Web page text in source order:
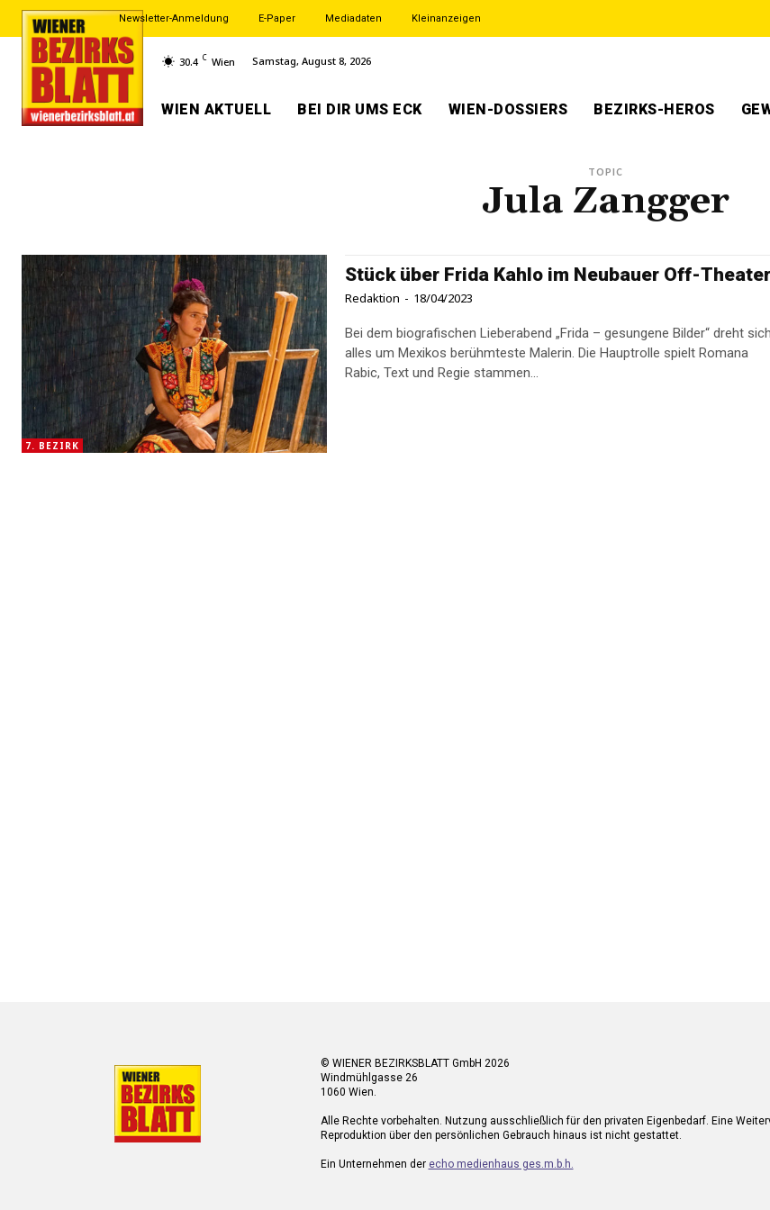
Newsletter-Anmeldung E-Paper Mediadaten Kleinanzeigen
30.4 C Wien Samstag, August 8, 2026
WIEN AKTUELL BEI DIR UMS ECK WIEN-DOSSIERS BEZIRKS-HEROS
TOPIC
Jula Zangger
7. BEZIRK
Stück über Frida Kahlo im Neubauer Off-Theater
Redaktion - 18/04/2023
Bei dem bio­grafischen Lieberabend „Frida – gesungene Bilder“ dreht sich
alles um Mexikos berühmteste Malerin. Die Hauptrolle spielt Romana
Rabic, Text und Regie stammen...
© WIENER BEZIRKSBLATT GmbH 2026
Windmühlgasse 26
1060 Wien.
Alle Rechte vorbehalten. Nutzung ausschließlich für den privaten Eigenbedarf. Eine
Reproduktion über den persönlichen Gebrauch hinaus ist nicht gestattet.
Ein Unternehmen der echo medienhaus ges.m.b.h.